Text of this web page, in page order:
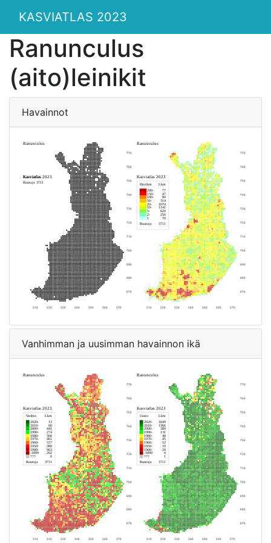
KASVIATLAS 2023
Ranunculus
(aito)leinikit
Havainnot
Vanhimman ja uusimman havainnon ikä